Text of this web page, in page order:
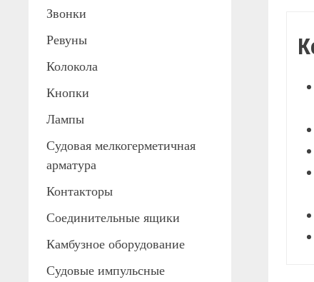
Звонки
Ревуны
Колокола
Кнопки
Лампы
Судовая мелкогерметичная
арматура
Контакторы
Соединительные ящики
Камбузное оборудование
Судовые импульсные